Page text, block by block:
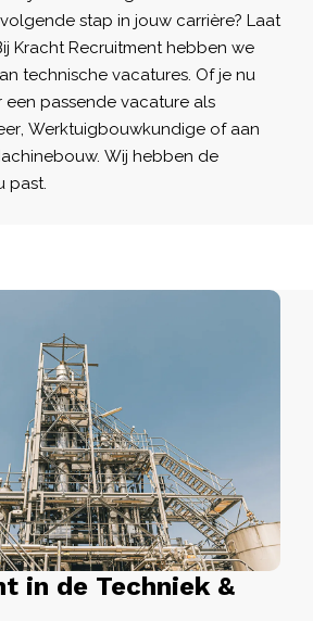
stap in jouw carrière? Laat
Kracht Recruitment hebben we
technische vacatures. Of je nu
passende vacature als
, Werktuigbouwkundige of aan
Wij hebben de
past.
in de Techniek &